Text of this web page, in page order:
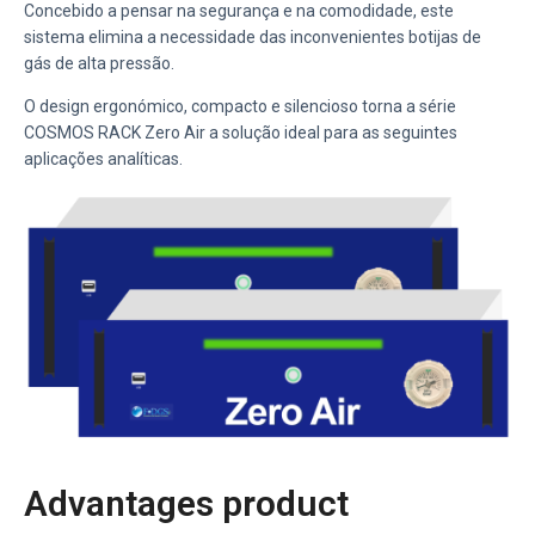
Concebido a pensar na segurança e na comodidade, este
sistema elimina a necessidade das inconvenientes botijas de
gás de alta pressão.
O design ergonómico, compacto e silencioso torna a série
COSMOS RACK Zero Air a solução ideal para as seguintes
aplicações analíticas.
Advantages product